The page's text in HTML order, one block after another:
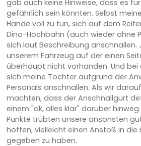
gab auch keine Hinweise, dass es
gefährlich sein könnten. Selbst
Hände voll zu tun, sich auf dem
Dino-Hochbahn (auch wieder ohne
sich laut Beschreibung anschnallen.
unserem Fahrzeug auf der einen
überhaupt nicht vorhanden. Und
sich meine Tochter aufgrund der
Personals anschnallen. Als wir
machten, dass der Anschnallgurt
einem "ok, alles klar" darüber hinweg
Punkte trübten unsere ansonsten
hoffen, vielleicht einen Anstoß in die
gegeben zu haben.